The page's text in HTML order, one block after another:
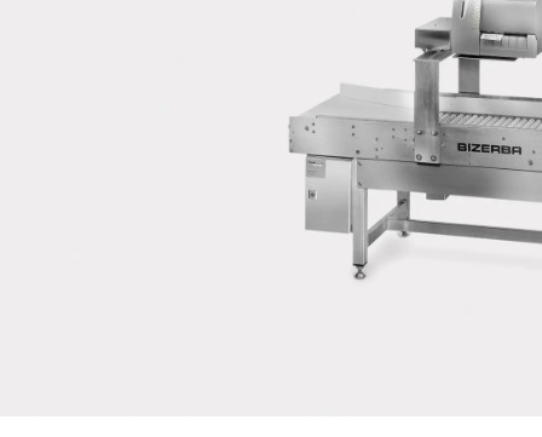
Je confirme par la présente que j'accepte l'utilisation de mes
données pour traiter cette demande De plus amples informations
Déclaration de protection des